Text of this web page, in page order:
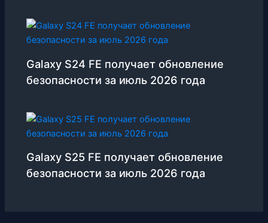
Galaxy S24 FE получает обновление
безопасности за июль 2026 года
Galaxy S25 FE получает обновление
безопасности за июль 2026 года